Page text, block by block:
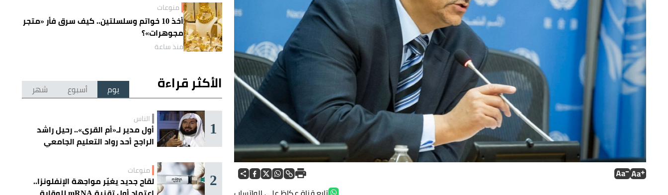
منوعات
أخذ 10 خواتم وسلسلتين.. كيف سرق فأر «متجر
مجوهرات»؟
منذ ساعة
الأكثر قراءة يوم أسبوع شهر
1 الناس
أول مدير لـ«أم القرى».. رحيل راشد
الراجح أحد رواد التعليم الجامعي
2 منوعات
لقاح جديد يغيّر مواجهة الإنفلونزا..